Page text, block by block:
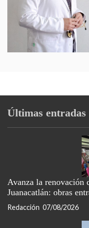
Últimas entradas
Avanza la renovación
Juanacatlán: obras
Redacción 07/08/2026